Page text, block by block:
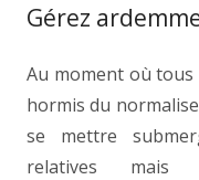
Gérez
Au moment où
hormis du
se mettre
relatives mais